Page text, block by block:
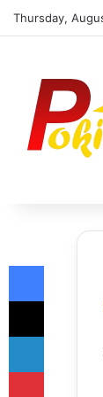
Thursday,
Facebook
X
LinkedIn
Pinterest